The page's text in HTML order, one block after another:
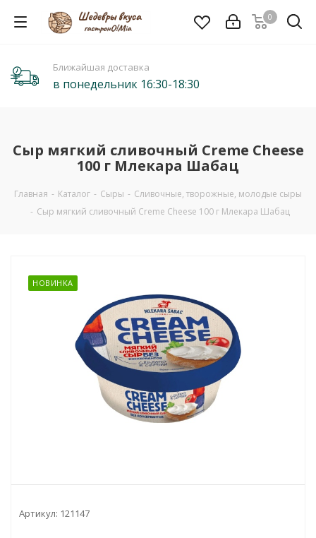
0
Ближайшая доставка
в понедельник 16:30-18:30
Сыр мягкий сливочный Creme Cheese
100 г Млекара Шабац
Главная - Каталог - Сыры - Сливочные, творожные, молодые сыры
- Сыр мягкий сливочный Creme Cheese 100 г Млекара Шабац
НОВИНКА
Артикул: 121147